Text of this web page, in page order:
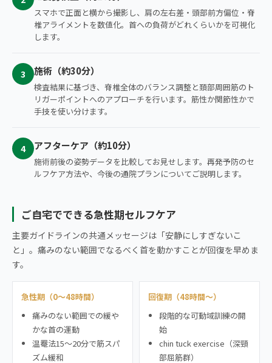
スマホで正面と横から撮影し、肩の左右差・頭部前方偏位・脊
椎アライメントを数値化。首への負荷がどれくらいかを可視化
します。
3 施術（約30分）
検査結果に基づき、脊椎全体のバランス調整と頚部周囲筋のト
リガーポイントへのアプローチを行います。筋性か関節性かで
手技を使い分けます。
4 アフターケア（約10分）
施術前後の姿勢データを比較してお見せします。再発予防のセ
ルフケア方法や、今後の通院プランについてご説明します。
ご自宅でできる急性期セルフケア
主要ガイドラインの共通メッセージは「安静にしすぎないこ
と」。痛みのない範囲でなるべく首を動かすことが回復を早めま
す。
急性期（0〜48時間）
痛みのない範囲での緩や
かな首の運動
温罨法15〜20分で筋スパ
ズム緩和
回復期（48時間〜）
段階的な可動域訓練の開
始
chin tuck exercise（深頸
部屈筋群）